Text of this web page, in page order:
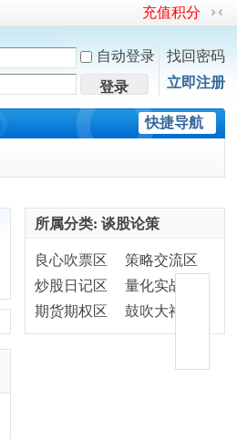
充值积分
切
换
到
窄
版
自动登录
找回密码
登录 立即注册
快捷导航
所属分类: 谈股论策
良心吹票区
策略交流区
炒股日记区
量化实战区
期货期权区
鼓吹大神区